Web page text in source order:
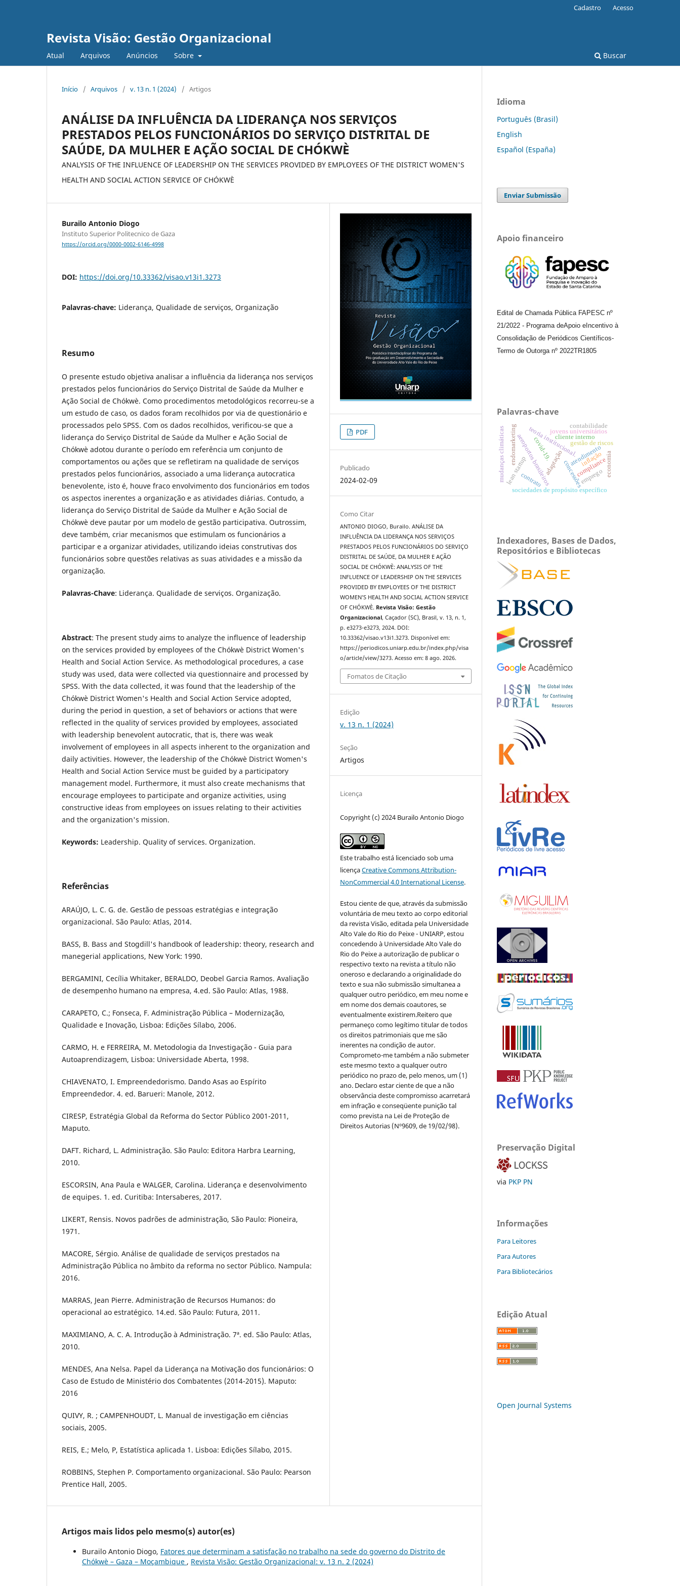
Revista Visão: Gestão Organizacional
Atual Arquivos Anúncios Sobre Buscar
Cadastro Acesso
Início / Arquivos / v. 13 n. 1 (2024) / Artigos
ANÁLISE DA INFLUÊNCIA DA LIDERANÇA NOS SERVIÇOS
PRESTADOS PELOS FUNCIONÁRIOS DO SERVIÇO DISTRITAL DE
SAÚDE, DA MULHER E AÇÃO SOCIAL DE CHÓKWÈ
ANALYSIS OF THE INFLUENCE OF LEADERSHIP ON THE SERVICES PROVIDED BY EMPLOYEES OF THE DISTRICT WOMEN'S
HEALTH AND SOCIAL ACTION SERVICE OF CHÓKWÈ
Burailo Antonio Diogo
Instituto Superior Politecnico de Gaza
https://orcid.org/0000-0002-6146-4998
DOI: https://doi.org/10.33362/visao.v13i1.3273
Palavras-chave: Liderança, Qualidade de serviços, Organização
Resumo
O presente estudo objetiva analisar a influência da liderança nos serviços
prestados pelos funcionários do Serviço Distrital de Saúde da Mulher e
Ação Social de Chókwè. Como procedimentos metodológicos recorreu-se a
um estudo de caso, os dados foram recolhidos por via de questionário e
processados pelo SPSS. Com os dados recolhidos, verificou-se que a
liderança do Serviço Distrital de Saúde da Mulher e Ação Social de
Chókwè adotou durante o período em referência um conjunto de
comportamentos ou ações que se refletiram na qualidade de serviços
prestados pelos funcionários, associado a uma liderança autocratica
benevolente, isto é, houve fraco envolvimento dos funcionários em todos
os aspectos inerentes a organização e as atividades diárias. Contudo, a
liderança do Serviço Distrital de Saúde da Mulher e Ação Social de
Chókwè deve pautar por um modelo de gestão participativa. Outrossim,
deve também, criar mecanismos que estimulam os funcionários a
participar e a organizar atividades, utilizando ideias construtivas dos
funcionários sobre questões relativas as suas atividades e a missão da
organização.
Palavras-Chave: Liderança. Qualidade de serviços. Organização.
Abstract: The present study aims to analyze the influence of leadership
on the services provided by employees of the Chókwè District Women's
Health and Social Action Service. As methodological procedures, a case
study was used, data were collected via questionnaire and processed by
SPSS. With the data collected, it was found that the leadership of the
Chókwè District Women's Health and Social Action Service adopted,
during the period in question, a set of behaviors or actions that were
reflected in the quality of services provided by employees, associated
with leadership benevolent autocratic, that is, there was weak
involvement of employees in all aspects inherent to the organization and
daily activities. However, the leadership of the Chókwè District Women's
Health and Social Action Service must be guided by a participatory
management model. Furthermore, it must also create mechanisms that
encourage employees to participate and organize activities, using
constructive ideas from employees on issues relating to their activities
and the organization's mission.
Keywords: Leadership. Quality of services. Organization.
Referências
ARAÚJO, L. C. G. de. Gestão de pessoas estratégias e integração
organizacional. São Paulo: Atlas, 2014.
BASS, B. Bass and Stogdill's handbook of leadership: theory, research and
manegerial applications, New York: 1990.
BERGAMINI, Cecília Whitaker, BERALDO, Deobel Garcia Ramos. Avaliação
de desempenho humano na empresa, 4.ed. São Paulo: Atlas, 1988.
CARAPETO, C.; Fonseca, F. Administração Pública – Modernização,
Qualidade e Inovação, Lisboa: Edições Sílabo, 2006.
CARMO, H. e FERREIRA, M. Metodologia da Investigação - Guia para
Autoaprendizagem, Lisboa: Universidade Aberta, 1998.
CHIAVENATO, I. Empreendedorismo. Dando Asas ao Espírito
Empreendedor. 4. ed. Barueri: Manole, 2012.
CIRESP, Estratégia Global da Reforma do Sector Público 2001-2011,
Maputo.
DAFT. Richard, L. Administração. São Paulo: Editora Harbra Learning,
2010.
ESCORSIN, Ana Paula e WALGER, Carolina. Liderança e desenvolvimento
de equipes. 1. ed. Curitiba: Intersaberes, 2017.
LIKERT, Rensis. Novos padrões de administração, São Paulo: Pioneira,
1971.
MACORE, Sérgio. Análise de qualidade de serviços prestados na
Administração Pública no âmbito da reforma no sector Público. Nampula:
2016.
MARRAS, Jean Pierre. Administração de Recursos Humanos: do
operacional ao estratégico. 14.ed. São Paulo: Futura, 2011.
MAXIMIANO, A. C. A. Introdução à Administração. 7ª. ed. São Paulo: Atlas,
2010.
MENDES, Ana Nelsa. Papel da Liderança na Motivação dos funcionários: O
Caso de Estudo de Ministério dos Combatentes (2014-2015). Maputo:
2016
QUIVY, R. ; CAMPENHOUDT, L. Manual de investigação em ciências
sociais, 2005.
REIS, E.; Melo, P, Estatística aplicada 1. Lisboa: Edições Sílabo, 2015.
ROBBINS, Stephen P. Comportamento organizacional. São Paulo: Pearson
Prentice Hall, 2005.
PDF
Publicado
2024-02-09
Como Citar
ANTONIO DIOGO, Burailo. ANÁLISE DA
INFLUÊNCIA DA LIDERANÇA NOS SERVIÇOS
PRESTADOS PELOS FUNCIONÁRIOS DO SERVIÇO
DISTRITAL DE SAÚDE, DA MULHER E AÇÃO
SOCIAL DE CHÓKWÈ: ANALYSIS OF THE
INFLUENCE OF LEADERSHIP ON THE SERVICES
PROVIDED BY EMPLOYEES OF THE DISTRICT
WOMEN’S HEALTH AND SOCIAL ACTION SERVICE
OF CHÓKWÈ. Revista Visão: Gestão
Organizacional, Caçador (SC), Brasil, v. 13, n. 1,
p. e3273-e3273, 2024. DOI:
10.33362/visao.v13i1.3273. Disponível em:
https://periodicos.uniarp.edu.br/index.php/visa
o/article/view/3273. Acesso em: 8 ago. 2026.
Fomatos de Citação
Edição
v. 13 n. 1 (2024)
Seção
Artigos
Licença
Copyright (c) 2024 Burailo Antonio Diogo
Este trabalho está licenciado sob uma
licençaCreative Commons Attribution-
NonCommercial 4.0 International License.
Estou ciente de que, através da submissão
voluntária de meu texto ao corpo editorial
da revista Visão, editada pela Universidade
Alto Vale do Rio do Peixe - UNIARP, estou
concedendo à Universidade Alto Vale do
Rio do Peixe a autorização de publicar o
respectivo texto na revista a título não
oneroso e declarando a originalidade do
texto e sua não submissão simultanea a
qualquer outro periódico, em meu nome e
em nome dos demais coautores, se
eventualmente existirem.Reitero que
permaneço como legítimo titular de todos
os direitos patrimoniais que me são
inerentes na condição de autor.
Comprometo-me também a não submeter
este mesmo texto a qualquer outro
periódico no prazo de, pelo menos, um (1)
ano. Declaro estar ciente de que a não
observância deste compromisso acarretará
em infração e conseqüente punição tal
como prevista na Lei de Proteção de
Direitos Autorias (Nº9609, de 19/02/98).
Artigos mais lidos pelo mesmo(s) autor(es)
Burailo Antonio Diogo, Fatores que determinam a satisfação no trabalho na sede do governo do Distrito de
Chókwè – Gaza – Moçambique , Revista Visão: Gestão Organizacional: v. 13 n. 2 (2024)
Idioma
Português (Brasil)
English
Español (España)
Enviar Submissão
Apoio financeiro
Edital de Chamada Pública FAPESC nº
21/2022 - Programa deApoio e Incentivo à
Consolidação de Periódicos Científicos-
Termo de Outorga nº 2022TR1805
Palavras-chave
covid-19.
concessões
sociedades de propósito específico
aeroportos brasileiros
teoria institucional.gestão de riscos
compliance
lean startup adaptação atendimento
jovens universitários
economia
endomarketing contabilidade
emprego
contrato
inflação
mudanças climáticas cliente interno
Indexadores, Bases de Dados,
Repositórios e Bibliotecas
Preservação Digital
via PKP PN
Informações
Para Leitores
Para Autores
Para Bibliotecários
Edição Atual
Open Journal Systems